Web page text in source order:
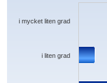
The chart has 1 X axis displaying
i liten grad
i mycket liten grad